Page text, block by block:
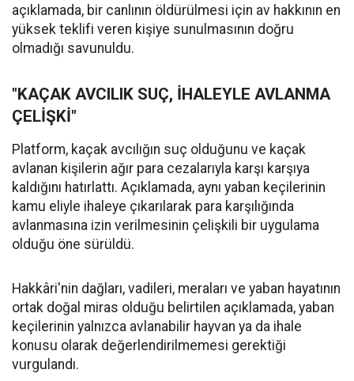
açıklamada, bir canlının öldürülmesi için av hakkının en
yüksek teklifi veren kişiye sunulmasının doğru
olmadığı savunuldu.
"KAÇAK AVCILIK SUÇ, İHALEYLE AVLANMA
ÇELİŞKİ"
Platform, kaçak avcılığın suç olduğunu ve kaçak
avlanan kişilerin ağır para cezalarıyla karşı karşıya
kaldığını hatırlattı. Açıklamada, aynı yaban keçilerinin
kamu eliyle ihaleye çıkarılarak para karşılığında
avlanmasına izin verilmesinin çelişkili bir uygulama
olduğu öne sürüldü.
Hakkâri'nin dağları, vadileri, meraları ve yaban hayatının
ortak doğal miras olduğu belirtilen açıklamada, yaban
keçilerinin yalnızca avlanabilir hayvan ya da ihale
konusu olarak değerlendirilmemesi gerektiği
vurgulandı.